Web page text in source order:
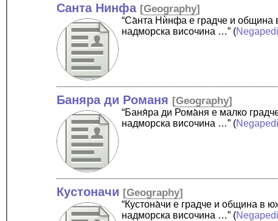
Санта Нинфа [Geography]
“Са̀нта Нѝнфа е градче и община
надморска височина …” (
Баняра ди Романя [Geography]
“Баня̀ра ди Рома̀ня е малко
надморска височина …” (
Кустоначи [Geography]
“Кустона̀чи е градче и община в
надморска височина …” (